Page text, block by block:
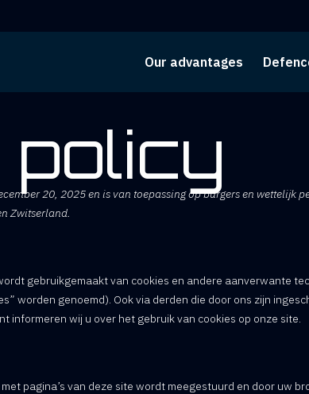
Our advantages
policy
20, 2025 en is van toepassing op burgers en wettelijk
Zwitserland.
gebruikgemaakt van cookies en andere aanverwante
worden genoemd). Ook via derden die door ons zijn
informeren wij u over het gebruik van cookies op onze site.
pagina’s van deze site wordt meegestuurd en door uw